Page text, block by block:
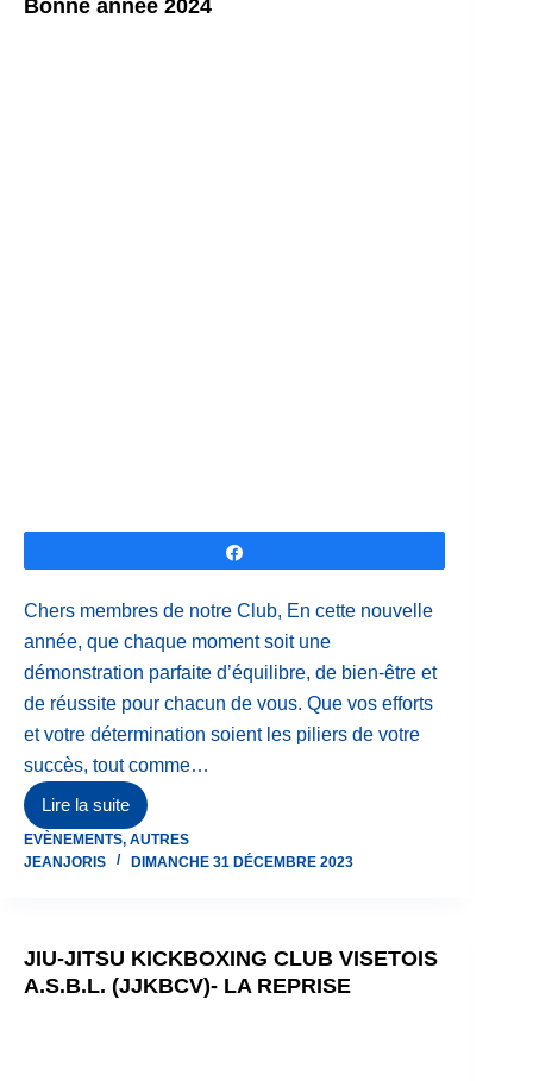
Bonne année 2024
Chers membres de notre Club, En cette nouvelle
année, que chaque moment soit une
démonstration parfaite d’équilibre, de bien-être et
de réussite pour chacun de vous. Que vos efforts
et votre détermination soient les piliers de votre
succès, tout comme…
Lire la suite
Bonne
année
2024
EVÈNEMENTS, AUTRES
JEANJORIS
DIMANCHE 31 DÉCEMBRE 2023
JIU-JITSU KICKBOXING CLUB VISETOIS
A.S.B.L. (JJKBCV)- LA REPRISE